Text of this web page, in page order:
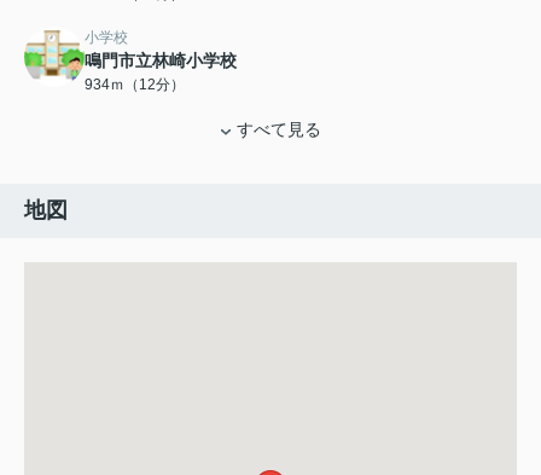
小学校
鳴門市立林崎小学校
934ｍ（12分）
すべて見る
地図